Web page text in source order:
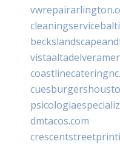
dmtacos.com